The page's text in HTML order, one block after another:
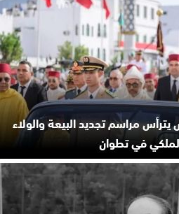
مراسم تجديد البيعة والولاء
في تطوان